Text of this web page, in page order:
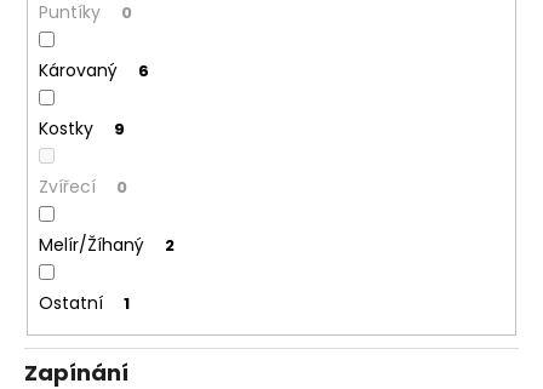
Puntíky 0
Károvaný 6
Kostky 9
Zvířecí 0
Melír/Žíhaný 2
Ostatní 1
Zapínání